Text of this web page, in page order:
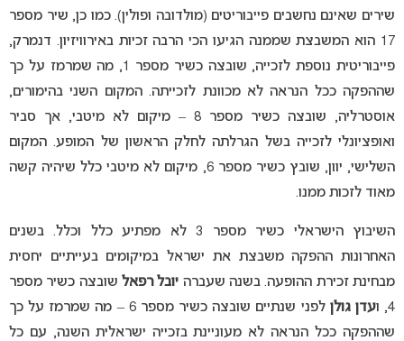
שירים שאינם נחשבים פייבוריטים (מולדובה ופולין). כמו כן, שיר מספר
17 הוא המשבצת שממנה הגיעו הכי הרבה זכיות באירוויזיון. דנמרק,
פייבוריטית נוספת לזכייה, שובצה כשיר מספר 1, מה שמרמז על כך
שההפקה ככל הנראה לא מכוונת לזכייתה. המקום השני בהימורים,
אוסטרליה, שובצה כשיר מספר 8 – מיקום לא מיטבי, אך סביר
ואופציונלי לזכייה בשל הגרלתה לחלק הראשון של המופע. המקום
השלישי, יוון, שובץ כשיר מספר 6, מיקום לא מיטבי כלל שיהיה קשה
מאוד לזכות ממנו.
השיבוץ הישראלי כשיר מספר 3 לא מפתיע כלל וכלל. בשנים
האחרונות ההפקה משבצת את ישראל במיקומים בעייתיים יחסית
מבחינת זכירת ההופעה. בשנה שעברה יובל רפאל שובצה כשיר מספר
4, ו
עדן גולן
לפני שנתיים שובצה כשיר מספר 6 – מה שמרמז על כך
שההפקה ככל הנראה לא מעוניינת בזכייה ישראלית השנה, עם כל